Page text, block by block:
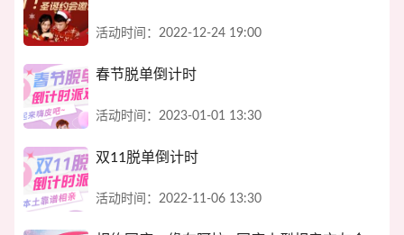
活动时间：2022-12-24 19:00
春节脱单倒计时
活动时间：2023-01-01 13:30
双11脱单倒计时
活动时间：2022-11-06 13:30